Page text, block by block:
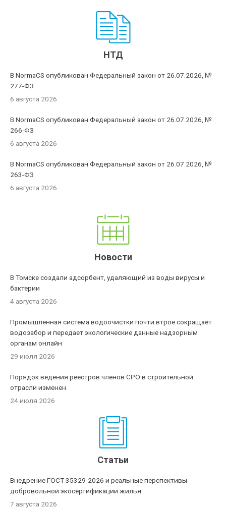
НТД
В NormaCS опубликован Федеральный закон от 26.07.2026, №
277-ФЗ
6 августа 2026
В NormaCS опубликован Федеральный закон от 26.07.2026, №
266-ФЗ
6 августа 2026
В NormaCS опубликован Федеральный закон от 26.07.2026, №
263-ФЗ
6 августа 2026
Новости
В Томске создали адсорбент, удаляющий из воды вирусы и
бактерии
4 августа 2026
Промышленная система водоочистки почти втрое сокращает
водозабор и передает экологические данные надзорным
органам онлайн
29 июля 2026
Порядок ведения реестров членов СРО в строительной
отрасли изменен
24 июля 2026
Статьи
Внедрение ГОСТ 35329-2026 и реальные перспективы
добровольной экосертификации жилья
7 августа 2026